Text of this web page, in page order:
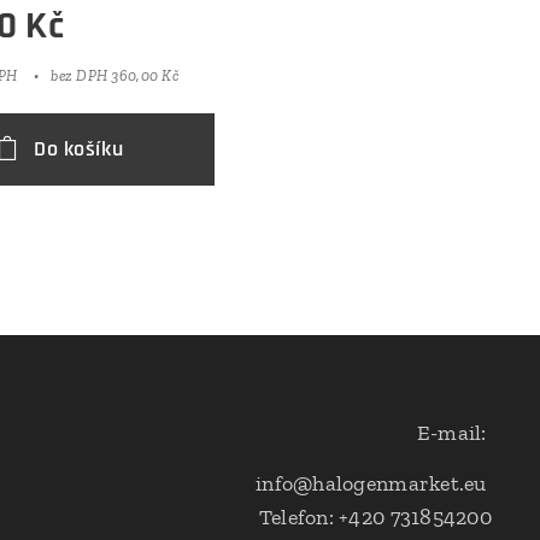
Kč
bez DPH 360,00 Kč
Do košíku
E-mail:
info@halogenmarket.eu
Telefon: +420 731854200